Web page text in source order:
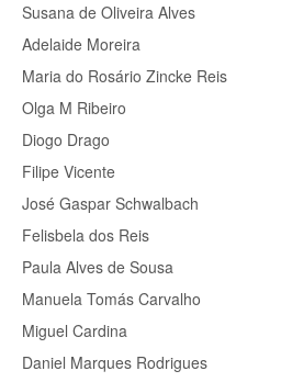
Susana de Oliveira Alves
Adelaide Moreira
Maria do Rosário Zincke Reis
Olga M Ribeiro
Diogo Drago
Filipe Vicente
José Gaspar Schwalbach
Felisbela dos Reis
Paula Alves de Sousa
Manuela Tomás Carvalho
Miguel Cardina
Daniel Marques Rodrigues